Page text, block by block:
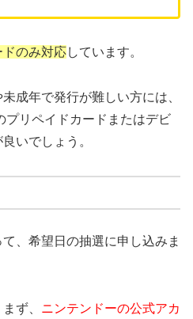
のみ対応しています。
成年で発行が難しい方には、
プリペイドカードまたはデビ
いでしょう。
、希望日の抽選に申し込みま
ず、 ニンテンドーの公式アカ